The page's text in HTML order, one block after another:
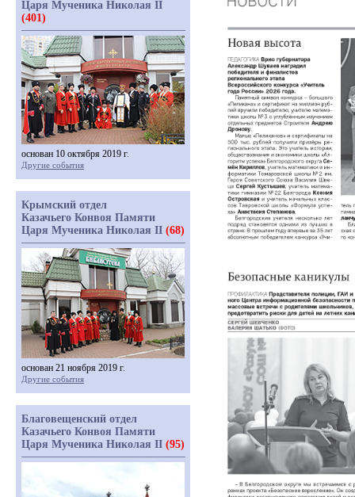
Царя Мученика Николая II
(401)
основан 10 октября 2019 г.
Другие события
Крымский отдел
Казачьего Конвоя Памяти
Царя Мученика Николая II (68)
основан 21 ноября 2019 г.
Другие события
Благовещенский отдел
Казачьего Конвоя Памяти
Царя Мученика Николая II (95)